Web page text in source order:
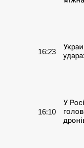
16:23
16:10
У